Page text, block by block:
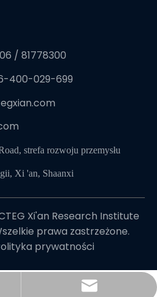
/ 81778300
400-029-699
strefa rozwoju przemysłu
Xi 'an, Shaanxi
Xi'an Research Institute
prawa zastrzeżone.
prywatności